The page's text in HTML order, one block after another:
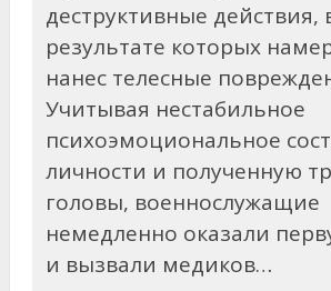
деструктивные действия,
результате которых
нанес телесные
Учитывая нестабильное
психоэмоциональное
личности и полученную
головы, военнослужащие
немедленно оказали
и вызвали медиков…